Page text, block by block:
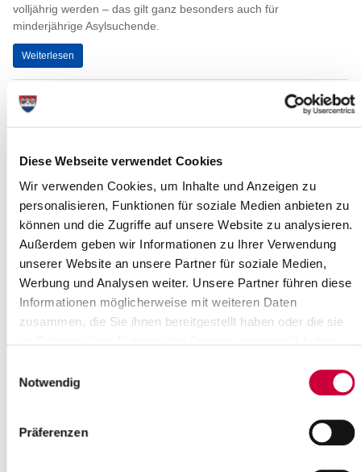
Diese Webseite verwendet Cookies
Wir verwenden Cookies, um Inhalte und Anzeigen zu
personalisieren, Funktionen für soziale Medien anbieten zu
können und die Zugriffe auf unsere Website zu analysieren.
Außerdem geben wir Informationen zu Ihrer Verwendung
unserer Website an unsere Partner für soziale Medien,
Werbung und Analysen weiter. Unsere Partner führen diese
Informationen möglicherweise mit weiteren Daten
zusammen, die Sie ihnen bereitgestellt haben oder die sie
Notwendig
Präferenzen
volljährig werden – das gilt ganz besonders auch für
minderjährige Asylsuchende.
Weiterlesen
Sitzung des Bau- und
Verkehrsausschusses
Kreistages tagt am Donnerstag, dem 04. Mai 2017, um 16.30
Uhr.
Straßensperrungen Kreisstraße 36
und Kreisstraße 62
27.04.17: s geht weiter mit der Sanierung der Fahrbahnen K36
und K 62. Die Bauabschnitte 5 und 6 stehen an.
Weiterlesen
Straßensperrung Kreisstraße 10 im